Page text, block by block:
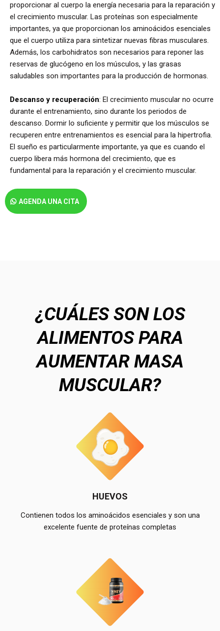
proporcionar al cuerpo la energía necesaria para la reparación y
el crecimiento muscular. Las proteínas son especialmente
importantes, ya que proporcionan los aminoácidos esenciales
que el cuerpo utiliza para sintetizar nuevas fibras musculares.
Además, los carbohidratos son necesarios para reponer las
reservas de glucógeno en los músculos, y las grasas
saludables son importantes para la producción de hormonas.
Descanso y recuperación: El crecimiento muscular no ocurre
durante el entrenamiento, sino durante los periodos de
descanso. Dormir lo suficiente y permitir que los músculos se
recuperen entre entrenamientos es esencial para la hipertrofia.
El sueño es particularmente importante, ya que es cuando el
cuerpo libera más hormona del crecimiento, que es
fundamental para la reparación y el crecimiento muscular.
AGENDA UNA CITA
¿CUÁLES SON LOS
ALIMENTOS PARA
AUMENTAR MASA
MUSCULAR?
HUEVOS
Contienen todos los aminoácidos esenciales y son una
excelente fuente de proteínas completas